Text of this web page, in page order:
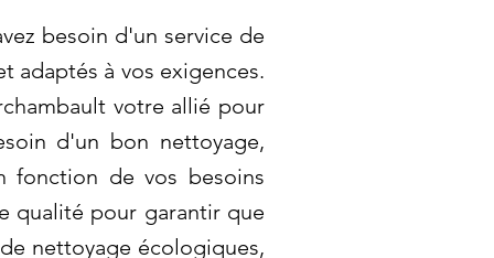
besoin d'un service de
adaptés à vos exigences.
votre allié pour
d'un bon nettoyage,
fonction de vos besoins
qualité pour garantir que
nettoyage écologiques,